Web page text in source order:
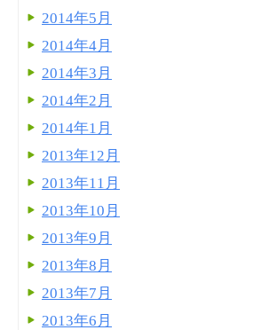
2014年5月
2014年4月
2014年3月
2014年2月
2014年1月
2013年12月
2013年11月
2013年10月
2013年9月
2013年8月
2013年7月
2013年6月